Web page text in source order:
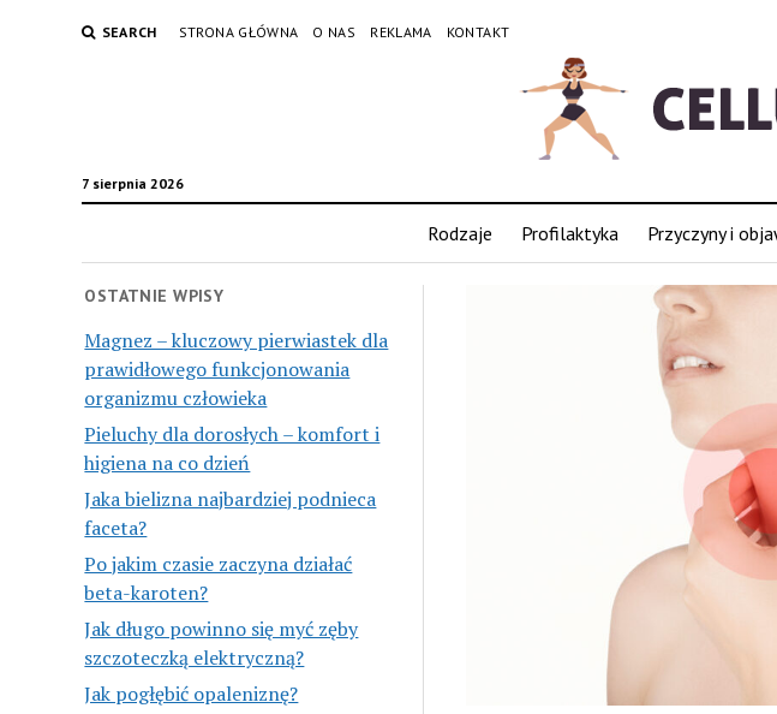
SEARCH STRONA GŁÓWNA O NAS REKLAMA KONTAKT
7 sierpnia 2026
Rodzaje Profilaktyka Przyczyny i
OSTATNIE WPISY
Magnez – kluczowy pierwiastek dla
prawidłowego funkcjonowania
organizmu człowieka
Pieluchy dla dorosłych – komfort i
higiena na co dzień
Jaka bielizna najbardziej podnieca
faceta?
Po jakim czasie zaczyna działać
beta-karoten?
Jak długo powinno się myć zęby
szczoteczką elektryczną?
Jak pogłębić opaleniznę?